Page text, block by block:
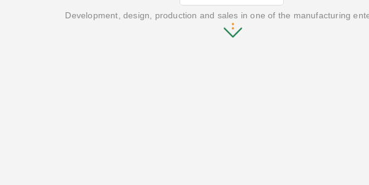
Development, design, production and sales in one of the manufacturing